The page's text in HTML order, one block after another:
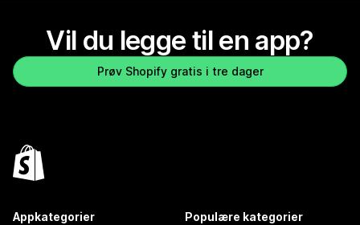
Vil du legge til en app?
Prøv Shopify gratis i tre dager
Appkategorier Populære kategorier